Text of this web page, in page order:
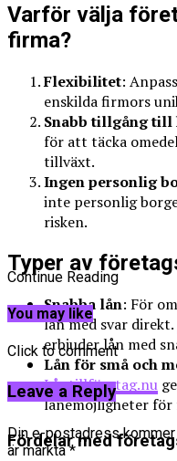
Varför välja
firma?
Flexibilitet:
enskilda firmors
Snabb tillgång till
för att täcka
tillväxt.
Ingen personlig
inte personlig
risken.
Typer av
Snabba lån: För
lån med svar direkt.
erbjuder lån med
Lån för små och
Låntillföretag.nu
lånemöjligheter för
Fördelar med
Continue Reading
You may like
Click to comment
Leave a Reply
Din e-postadress
är märkta*